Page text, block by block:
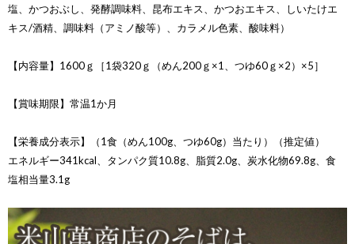
塩、かつおぶし、発酵調味料、昆布エキス、かつおエキス、しいたけエ
キス/酒精、調味料（アミノ酸等）、カラメル色素、酸味料）
【内容量】1600ｇ［1袋320ｇ（めん200ｇ×1、つゆ60ｇ×2）×5］
【賞味期限】常温1か月
【栄養成分表示】（1食（めん100g、つゆ60g）当たり）（推定値）
エネルギー341kcal、タンパク質10.8g、脂質2.0g、炭水化物69.8g、食
塩相当量3.1g